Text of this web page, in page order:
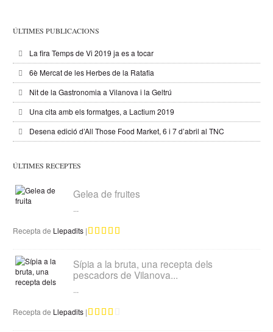
ÚLTIMES PUBLICACIONS
La fira Temps de Vi 2019 ja es a tocar
6è Mercat de les Herbes de la Ratafia
Nit de la Gastronomia a Vilanova i la Geltrú
Una cita amb els formatges, a Lactium 2019
Desena edició d’All Those Food Market, 6 i 7 d’abril al TNC
ÚLTIMES RECEPTES
Gelea de fruites
...
Recepta de Llepadits |
Sípia a la bruta, una recepta dels
pescadors de Vilanova...
...
Recepta de Llepadits |